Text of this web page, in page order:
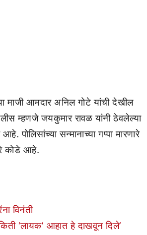
माजी आमदार अनिल गोटे यांची देखील
म्हणजे जयकुमार रावळ यांनी ठेवलेल्या
सन्मानाच्या गप्पा मारणारे
कोडे आहे.
विनंती
‘लायक’ आहात हे दाखवून दिले’